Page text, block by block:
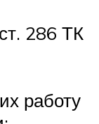
286 ТК
работу